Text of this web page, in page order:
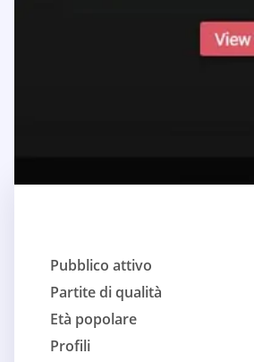
Pubblico attivo
Partite di qualità
Età popolare
Profili